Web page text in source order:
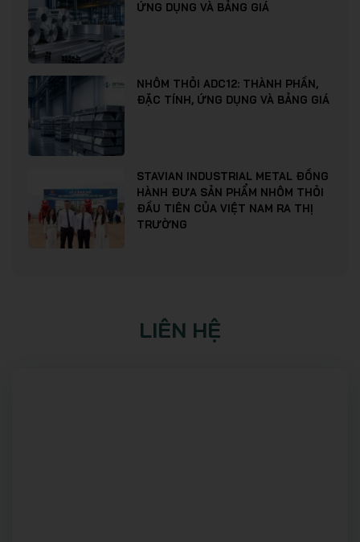
ỨNG DỤNG VÀ BẢNG GIÁ
NHÔM THỎI ADC12: THÀNH PHẦN,
ĐẶC TÍNH, ỨNG DỤNG VÀ BẢNG GIÁ
STAVIAN INDUSTRIAL METAL ĐỒNG
HÀNH ĐƯA SẢN PHẨM NHÔM THỎI
ĐẦU TIÊN CỦA VIỆT NAM RA THỊ
TRƯỜNG
LIÊN HỆ